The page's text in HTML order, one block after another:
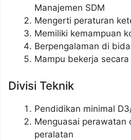
Manajemen SDM
Mengerti peraturan
Memiliki kemampuan
Berpengalaman di
Mampu bekerja secara
Divisi Teknik
Pendidikan minimal
Menguasai perawatan
peralatan